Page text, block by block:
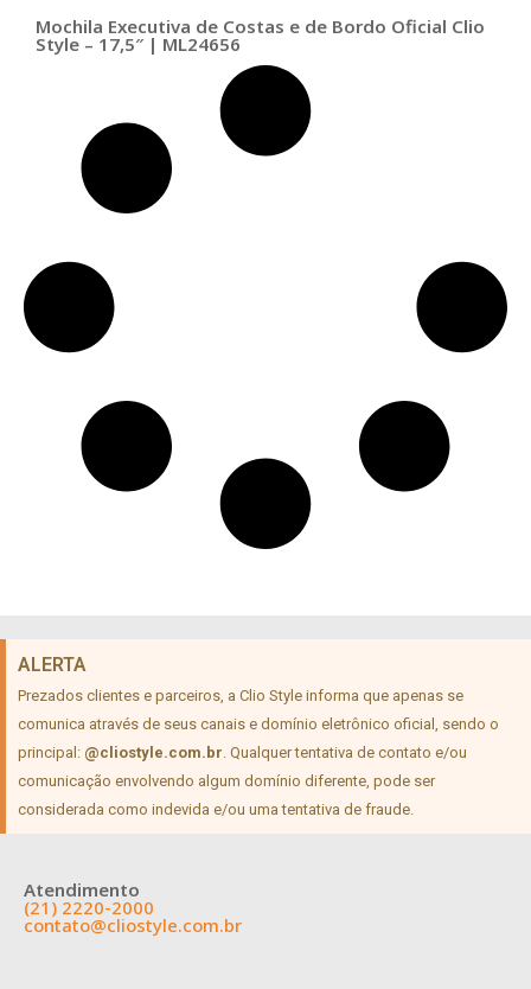
Mochila Executiva de Costas e de Bordo Oficial Clio
Style – 17,5″ | ML24656
ALERTA
Prezados clientes e parceiros, a Clio Style informa que apenas se
comunica através de seus canais e domínio eletrônico oficial, sendo o
principal: @cliostyle.com.br. Qualquer tentativa de contato e/ou
comunicação envolvendo algum domínio diferente, pode ser
considerada como indevida e/ou uma tentativa de fraude.
Atendimento
(21) 2220-2000
contato@cliostyle.com.br